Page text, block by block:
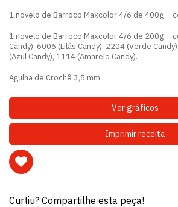
1 novelo de Barroco Maxcolor 4/6 de 400g –
1 novelo de Barroco Maxcolor 4/6 de 200g –
Candy), 6006 (Lilás Candy), 2204 (Verde
(Azul Candy), 1114 (Amarelo Candy).
Agulha de Crochê 3,5 mm
Ver gráficos
Imprimir receita
Curtiu? Compartilhe esta peça!